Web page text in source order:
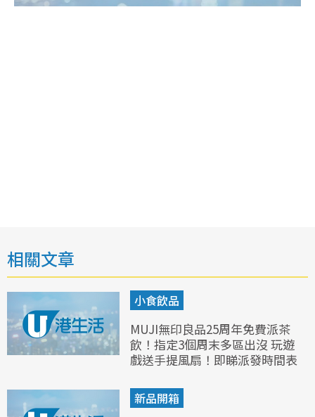
相關文章
小食飲品
MUJI無印良品25周年免費派茶
飲！指定3個周末多區出沒 玩遊
戲送手提風扇！即睇派發時間表
新品開箱